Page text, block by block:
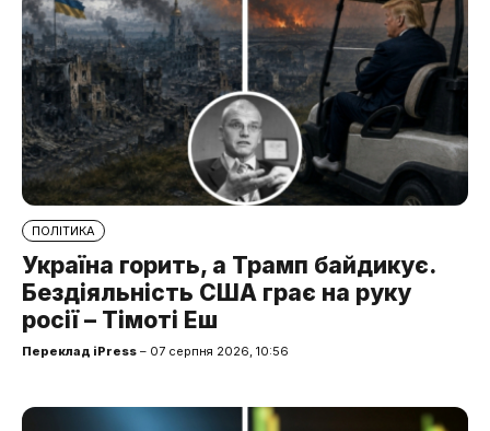
ПОЛІТИКА
Україна горить, а Трамп байдикує.
Бездіяльність США грає на руку
росії – Тімоті Еш
Переклад iPress – 07 серпня 2026, 10:56